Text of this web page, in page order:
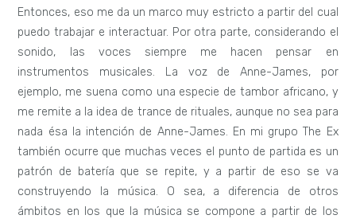
Entonces, eso me da un marco muy estricto a partir del cual
puedo trabajar e interactuar. Por otra parte, considerando el
sonido, las voces siempre me hacen pensar en
instrumentos musicales. La voz de Anne-James, por
ejemplo, me suena como una especie de tambor africano, y
me remite a la idea de trance de rituales, aunque no sea para
nada ésa la intención de Anne-James. En mi grupo The Ex
también ocurre que muchas veces el punto de partida es un
patrón de batería que se repite, y a partir de eso se va
construyendo la música. O sea, a diferencia de otros
ámbitos en los que la música se compone a partir de los